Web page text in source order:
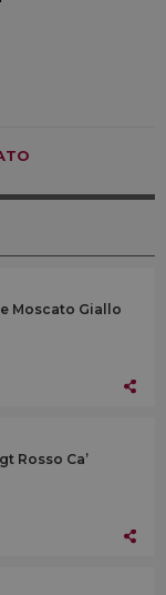
Moscato Giallo
Rosso Ca’